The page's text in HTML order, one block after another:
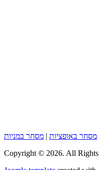
מסחר באופציות | מסחר במניות
Copyright © 2026. All Rights